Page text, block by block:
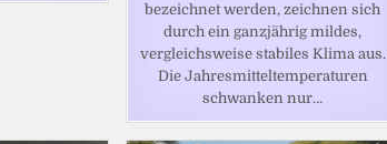
bezeichnet werden, zeichnen sich
durch ein ganzjährig mildes,
vergleichsweise stabiles Klima aus.
Die Jahresmitteltemperaturen
schwanken nur…